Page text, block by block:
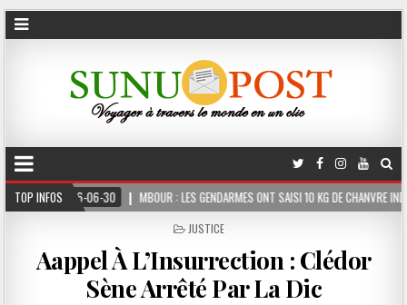
TOP INFOS
: LES GENDARMES ONT SAISI 10 KG DE CHANVRE INDIEN DISSIMULÉS DANS LE
POSTED
JUSTICE
Aappel À L’Insurrection : Clédor
Sène Arrêté Par La Dic